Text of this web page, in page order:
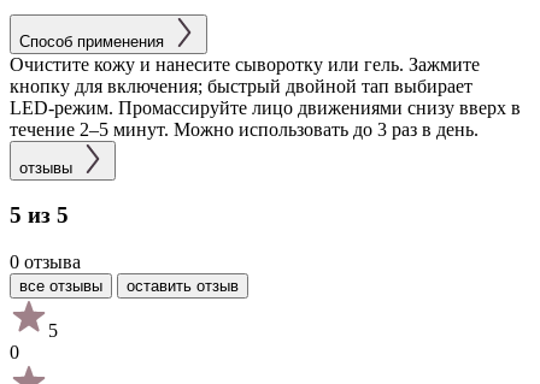
Способ применения
Очистите кожу и нанесите сыворотку или гель. Зажмите
кнопку для включения; быстрый двойной тап выбирает
LED‑режим. Промассируйте лицо движениями снизу вверх в
течение 2–5 минут. Можно использовать до 3 раз в день.
отзывы
5 из 5
0 отзыва
все отзывы оставить отзыв
5
0